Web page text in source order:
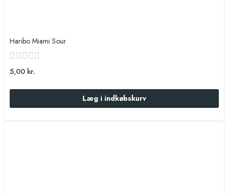
Haribo Miami Sour
5,00 kr.
Læg i indkøbskurv